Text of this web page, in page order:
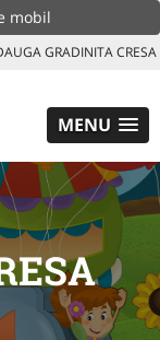
mobil
GRADINITA CRESA
MENU